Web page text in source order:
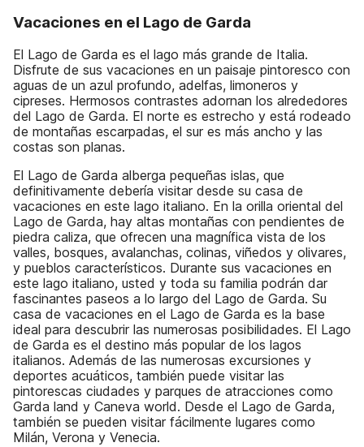
Vacaciones en el Lago de Garda
El Lago de Garda es el lago más grande de Italia.
Disfrute de sus vacaciones en un paisaje pintoresco con
aguas de un azul profundo, adelfas, limoneros y
cipreses. Hermosos contrastes adornan los alrededores
del Lago de Garda. El norte es estrecho y está rodeado
de montañas escarpadas, el sur es más ancho y las
costas son planas.
El Lago de Garda alberga pequeñas islas, que
definitivamente debería visitar desde su casa de
vacaciones en este lago italiano. En la orilla oriental del
Lago de Garda, hay altas montañas con pendientes de
piedra caliza, que ofrecen una magnífica vista de los
valles, bosques, avalanchas, colinas, viñedos y olivares,
y pueblos característicos. Durante sus vacaciones en
este lago italiano, usted y toda su familia podrán dar
fascinantes paseos a lo largo del Lago de Garda. Su
casa de vacaciones en el Lago de Garda es la base
ideal para descubrir las numerosas posibilidades. El Lago
de Garda es el destino más popular de los lagos
italianos. Además de las numerosas excursiones y
deportes acuáticos, también puede visitar las
pintorescas ciudades y parques de atracciones como
Garda land y Caneva world. Desde el Lago de Garda,
también se pueden visitar fácilmente lugares como
Milán, Verona y Venecia.